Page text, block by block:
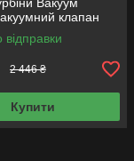
Вакуум
клапан
ТУРБІН
відправки
2 446 ₴
Купити